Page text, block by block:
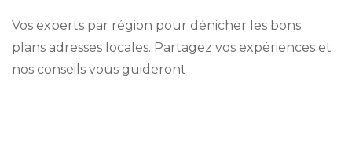
Vos experts par région pour dénicher les bons
plans adresses locales. Partagez vos expériences et
nos conseils vous guideront